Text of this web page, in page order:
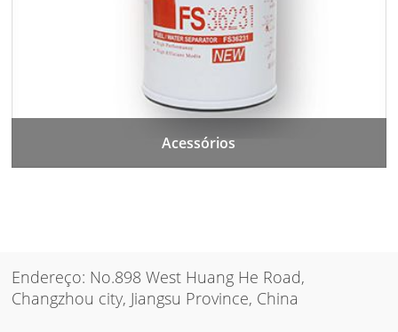
Acessórios
Endereço: No.898 West Huang He Road,
Changzhou city, Jiangsu Province, China